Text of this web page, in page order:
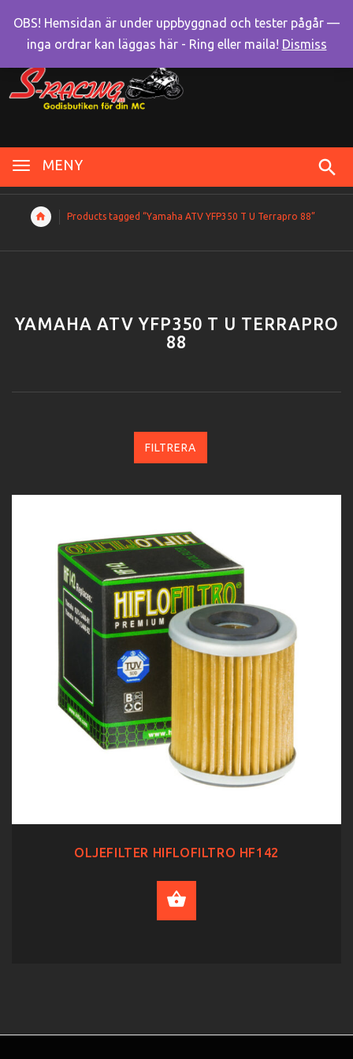
MENY
Products tagged “Yamaha ATV YFP350 T U Terrapro 88”
YAMAHA ATV YFP350 T U TERRAPRO
88
FILTRERA
OLJEFILTER HIFLOFILTRO HF142
OBS! Hemsidan är under uppbyggnad och tester pågår —
inga ordrar kan läggas här - Ring eller maila! Dismiss